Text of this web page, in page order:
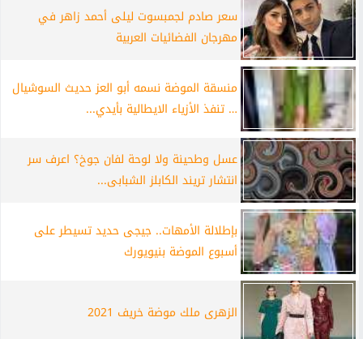
سعر صادم لجمبسوت ليلى أحمد زاهر في
مهرجان الفضائيات العربية
منسقة الموضة نسمه أبو العز حديث السوشيال
… تنفذ الأزياء الايطالية بأيدي...
عسل وطحينة ولا لوحة لفان جوخ؟ اعرف سر
انتشار تريند الكابلز الشبابى...
بإطلالة الأمهات.. جيجى حديد تسيطر على
أسبوع الموضة بنيويورك
الزهرى ملك موضة خريف 2021